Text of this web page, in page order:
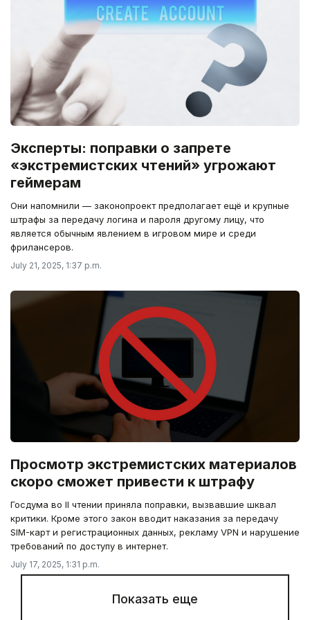
Эксперты: поправки о запрете
«экстремистских чтений» угрожают
геймерам
Они напомнили — законопроект предполагает ещё и крупные
штрафы за передачу логина и пароля другому лицу, что
является обычным явлением в игровом мире и среди
фрилансеров.
July 21, 2025, 1:37 p.m.
Просмотр экстремистских материалов
скоро сможет привести к штрафу
Госдума во II чтении приняла поправки, вызвавшие шквал
критики. Кроме этого закон вводит наказания за передачу
SIM-карт и регистрационных данных, рекламу VPN и нарушение
требований по доступу в интернет.
July 17, 2025, 1:31 p.m.
Показать еще